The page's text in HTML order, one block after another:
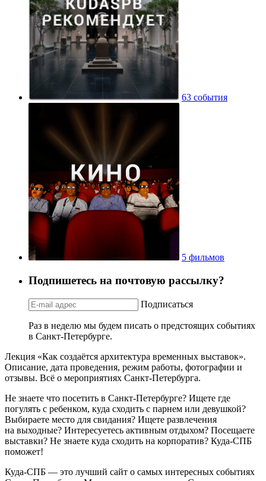
63 события
5 фильмов
Подпишетесь на почтовую рассылку?
Подписаться
Раз в неделю мы будем писать о предстоящих событиях
в Санкт-Петербурге.
Лекция «Как создаётся архитектура временных выставок».
Описание, дата проведения, режим работы, фотографии и
отзывы. Всё о мероприятиях Санкт-Петербурга.
Не знаете что посетить в Санкт-Петербурге? Ищете где
погулять с ребенком, куда сходить с парнем или девушкой?
Выбираете место для свидания? Ищете развлечения
на выходные? Интересуетесь активным отдыхом? Посещаете
выставки? Не знаете куда сходить на корпоратив? Куда-СПБ
поможет!
Куда-СПБ — это лучший сайт о самых интересных событиях